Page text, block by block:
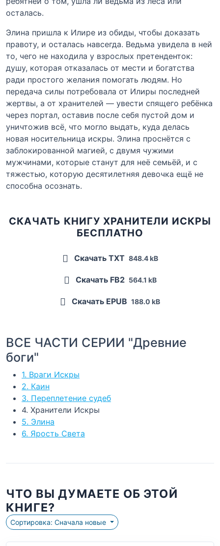
осталась.
Элина пришла к Илире из обиды, чтобы доказать
правоту, и осталась навсегда. Ведьма увидела в ней
то, чего не находила у взрослых претенденток:
душу, которая отказалась от мести и богатства
ради простого желания помогать людям. Но
передача силы потребовала от Илиры последней
жертвы, а от хранителей — увести спящего ребёнка
через портал, оставив после себя пустой дом и
уничтожив всё, что могло выдать, куда делась
новая носительница искры. Элина проснётся с
заблокированной магией, с двумя чужими
мужчинами, которые станут для неё семьёй, и с
тяжестью, которую десятилетняя девочка ещё не
способна осознать.
СКАЧАТЬ КНИГУ ХРАНИТЕЛИ ИСКРЫ
БЕСПЛАТНО
Скачать TXT 848.4 kB
Скачать FB2 564.1 kB
Скачать EPUB 188.0 kB
ВСЕ ЧАСТИ СЕРИИ "Древние
боги"
1. Враги Искры
2. Каин
3. Переплетение судеб
4. Хранители Искры
5. Элина
6. Ярость Света
ЧТО ВЫ ДУМАЕТЕ ОБ ЭТОЙ
КНИГЕ?
Сортировка: Сначала новые